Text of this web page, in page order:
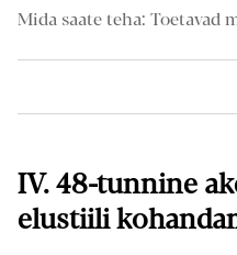
Mida saate teha: Toetavad
IV. 48-tunnine
elustiili